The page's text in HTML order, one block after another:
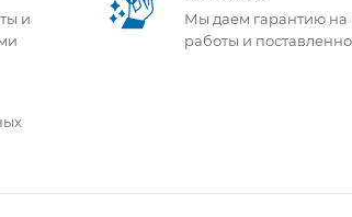
и
Мы даем гарантию
работы и